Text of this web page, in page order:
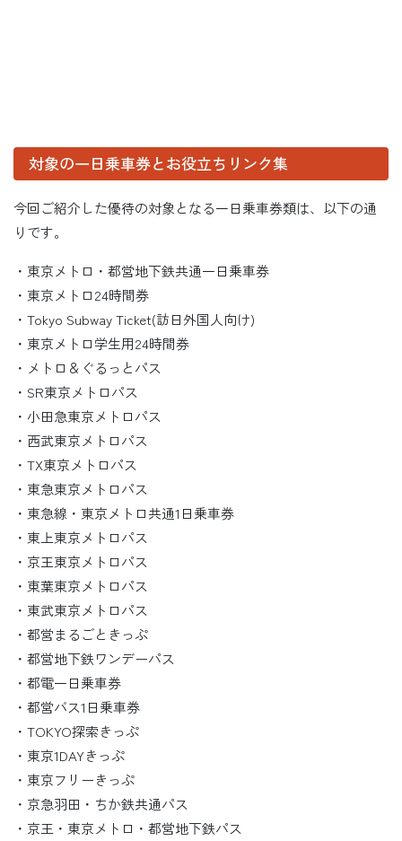
対象の一日乗車券とお役立ちリンク集
今回ご紹介した優待の対象となる一日乗車券類は、以下の通
りです。
・東京メトロ・都営地下鉄共通一日乗車券
・東京メトロ24時間券
・Tokyo Subway Ticket(訪日外国人向け)
・東京メトロ学生用24時間券
・メトロ＆ぐるっとパス
・SR東京メトロパス
・小田急東京メトロパス
・西武東京メトロパス
・TX東京メトロパス
・東急東京メトロパス
・東急線・東京メトロ共通1日乗車券
・東上東京メトロパス
・京王東京メトロパス
・東葉東京メトロパス
・東武東京メトロパス
・都営まるごときっぷ
・都営地下鉄ワンデーパス
・都電一日乗車券
・都営バス1日乗車券
・TOKYO探索きっぷ
・東京1DAYきっぷ
・東京フリーきっぷ
・京急羽田・ちか鉄共通パス
・京王・東京メトロ・都営地下鉄パス